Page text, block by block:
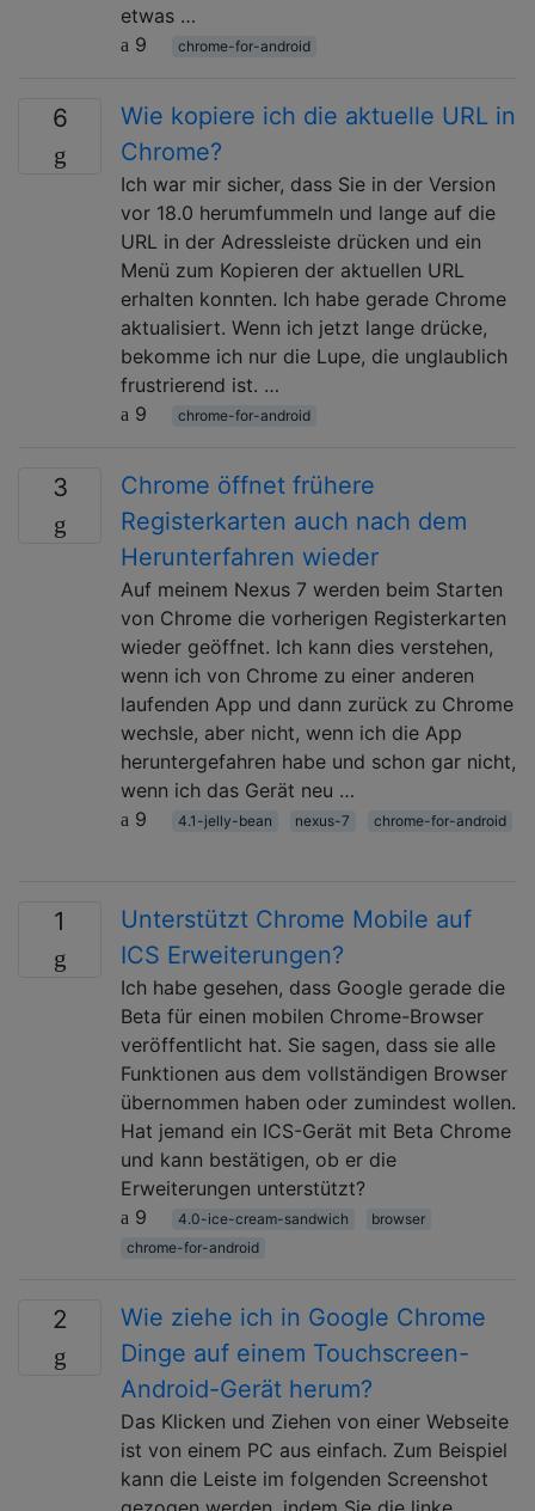
etwas …
9
chrome-for-android
6
Wie kopiere ich die aktuelle URL in
Chrome?
Ich war mir sicher, dass Sie in der Version
vor 18.0 herumfummeln und lange auf die
URL in der Adressleiste drücken und ein
Menü zum Kopieren der aktuellen URL
erhalten konnten. Ich habe gerade Chrome
aktualisiert. Wenn ich jetzt lange drücke,
bekomme ich nur die Lupe, die unglaublich
frustrierend ist. …
9
chrome-for-android
3
Chrome öffnet frühere
Registerkarten auch nach dem
Herunterfahren wieder
Auf meinem Nexus 7 werden beim Starten
von Chrome die vorherigen Registerkarten
wieder geöffnet. Ich kann dies verstehen,
wenn ich von Chrome zu einer anderen
laufenden App und dann zurück zu Chrome
wechsle, aber nicht, wenn ich die App
heruntergefahren habe und schon gar nicht,
wenn ich das Gerät neu …
9
4.1-jelly-bean nexus-7 chrome-for-android
1
Unterstützt Chrome Mobile auf
ICS Erweiterungen?
Ich habe gesehen, dass Google gerade die
Beta für einen mobilen Chrome-Browser
veröffentlicht hat. Sie sagen, dass sie alle
Funktionen aus dem vollständigen Browser
übernommen haben oder zumindest wollen.
Hat jemand ein ICS-Gerät mit Beta Chrome
und kann bestätigen, ob er die
Erweiterungen unterstützt?
9
4.0-ice-cream-sandwich
browser
chrome-for-android
2
Wie ziehe ich in Google Chrome
Dinge auf einem Touchscreen-
Android-Gerät herum?
Das Klicken und Ziehen von einer Webseite
ist von einem PC aus einfach. Zum Beispiel
kann die Leiste im folgenden Screenshot